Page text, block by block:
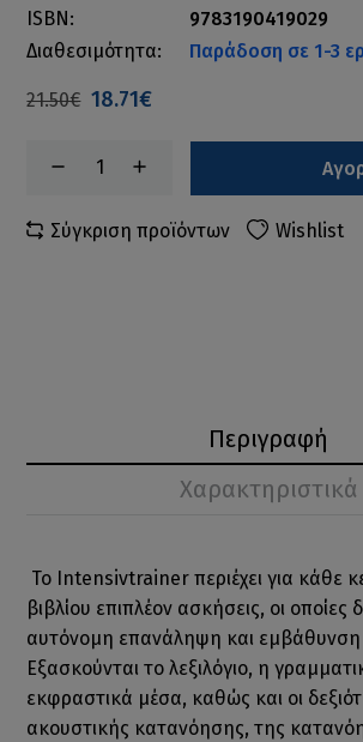
ISBN:
9783190419029
Διαθεσιμότητα:
Παράδοση σε 1-3
21.50€ 18.71€
Σύγκριση προϊόντων Wishlist
Περιγραφή
Χαρακτηριστικά
Το Intensivtrainer περιέχει για κάθε
βιβλίου επιπλέον ασκήσεις, οι οποίες
αυτόνομη επανάληψη και εμβάθυνση
Εξασκούνται το λεξιλόγιο, η
εκφραστικά μέσα, καθώς και οι
ακουστικής κατανόησης, της